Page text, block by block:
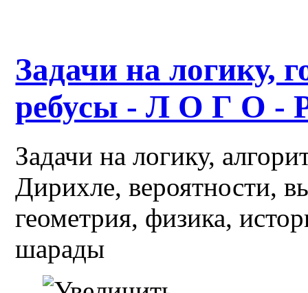
Задачи на логику,
ребусы - Л О Г О -
Задачи на логику,
Дирихле, вероятности,
геометрия, физика,
шарады